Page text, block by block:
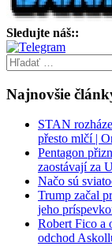
Sledujte náš::
Hľadať:
Najnovšie
STAN
přesto mlčí |
Pentagon
zaostávají za
Načo sú
Trump začal
jeho
Robert Fico a
odchod